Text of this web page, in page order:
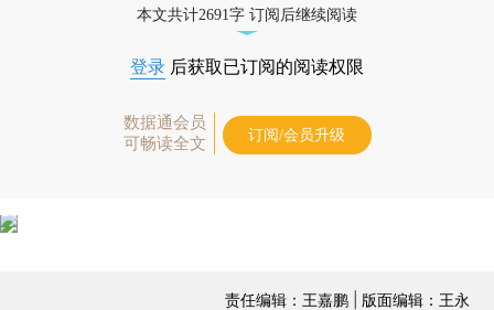
本文共计2691字 订阅后继续阅读
登录 后获取已订阅的阅读权限
数据通会员
可畅读全文
订阅/会员升级
责任编辑：王嘉鹏 | 版面编辑：王永